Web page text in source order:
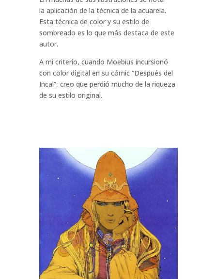
la aplicación de la técnica de la acuarela.
Esta técnica de color y su estilo de
sombreado es lo que más destaca de este
autor.
A mi criterio, cuando Moebius incursionó
con color digital en su cómic “Después del
Incal”, creo que perdió mucho de la riqueza
de su estilo original.